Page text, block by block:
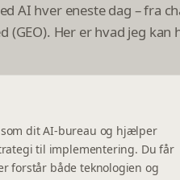
AI hver eneste dag – fra
(GEO). Her er hvad jeg
dit AI-bureau og hjælper
til implementering. Du får
forstår både teknologien og